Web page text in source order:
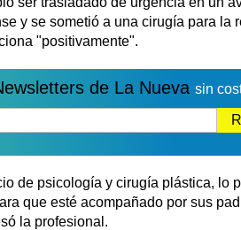
y se sometió a una cirugía para la
"positivamente".
de La Nueva sin
de psicología y cirugía plástica, lo
que esté acompañado por sus
la profesional.